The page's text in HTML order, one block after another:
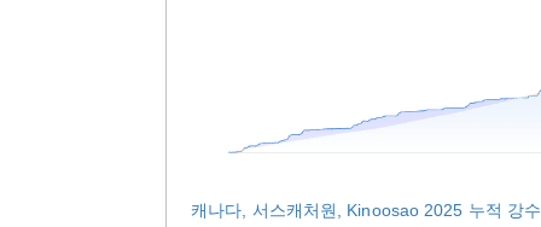
캐나다, 서스캐처원, Kinoosao 2025 누적 강